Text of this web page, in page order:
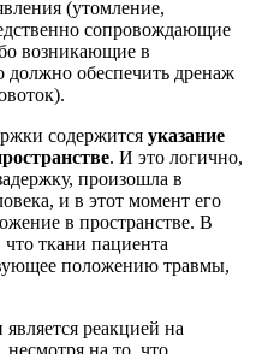
(утомление,
сопровождающие
возникающие в
обеспечить дренаж
содержится указание
. И это логично,
произошла в
и в этот момент его
в пространстве. В
ткани пациента
положению травмы,
реакцией на
несмотря на то, что